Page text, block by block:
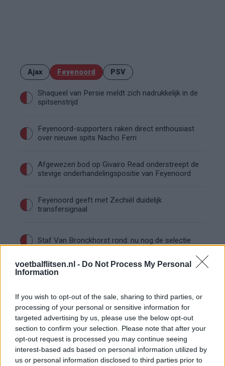
voetbalflitsen.nl - Do Not Process My Personal
Information
If you wish to opt-out of the sale, sharing to third parties, or
processing of your personal or sensitive information for
targeted advertising by us, please use the below opt-out
section to confirm your selection. Please note that after your
opt-out request is processed you may continue seeing
interest-based ads based on personal information utilized by
us or personal information disclosed to third parties prior to
Ajax Feyenoord PSV
Shaqueel van Persie meldt zich nadrukkelijk in de
spitsenstrijd
Feyenoord-supporters raken direct enthousiast
over nieuwe spits Nacho Ferri
Afgewezen bod op Givairo Read onderstreept de
stevige onderhandelingspositie van Feyenoord
Feyenoord geeft met Zechiël duidelijk
transfersignaal
Staf Van Bronckhorst rond: nu nog de selectie
Feyenoord lost met nieuwe controleur direct
Feyenoord begint voorbereiding overtuigend: zo
ziet de route naar de seizoensstart eruit
Givairo Read spreekt zich uit over Feyenoord-
toekomst: 'Het kan nog alle kanten op'